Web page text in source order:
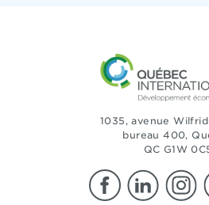
1035, avenue
bureau 400,
QC G1W